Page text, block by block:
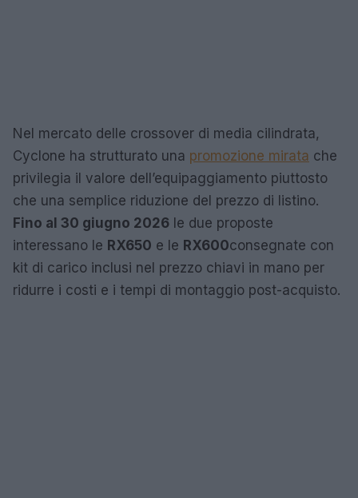
Nel mercato delle crossover di media cilindrata,
Cyclone ha strutturato una promozione mirata che
privilegia il valore dell’equipaggiamento piuttosto
che una semplice riduzione del prezzo di listino.
Fino al 30 giugno 2026 le due proposte
interessano le RX650 e le RX600consegnate con
kit di carico inclusi nel prezzo chiavi in mano per
ridurre i costi e i tempi di montaggio post-acquisto.